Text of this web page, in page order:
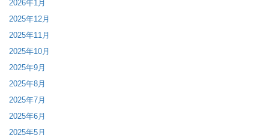
2026年1月
2025年12月
2025年11月
2025年10月
2025年9月
2025年8月
2025年7月
2025年6月
2025年5月